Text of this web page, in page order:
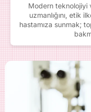
Modern teknolojiyi
uzmanlığını, etik
hastamıza sunmak;